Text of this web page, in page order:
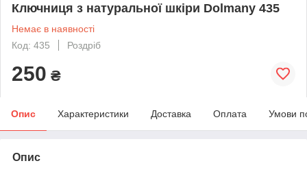
Ключниця з натуральної шкіри Dolmany 435
Немає в наявності
Код: 435
Роздріб
250 ₴
Опис Характеристики Доставка Оплата Умови
Опис